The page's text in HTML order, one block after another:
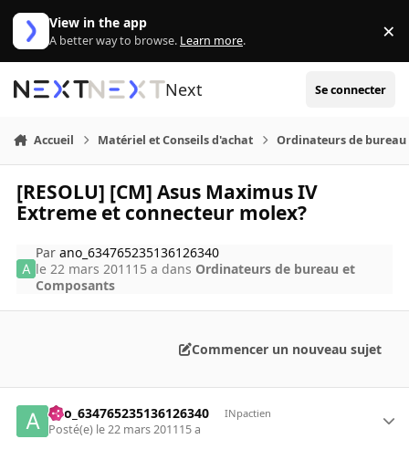
Aller au contenu
View in the app
A better way to browse. Learn more. ×
Next Se connecter
Accueil Matériel et Conseils d'achat Ordinateurs de bureau
[RESOLU] [CM] Asus Maximus IV
Extreme et connecteur molex?
Parano_634765235136126340
le 22 mars 2011 15 a dans Ordinateurs de bureau et
Composants
Commencer un nouveau sujet
ano_634765235136126340 INpactien
Posté(e) le 22 mars 201115 a